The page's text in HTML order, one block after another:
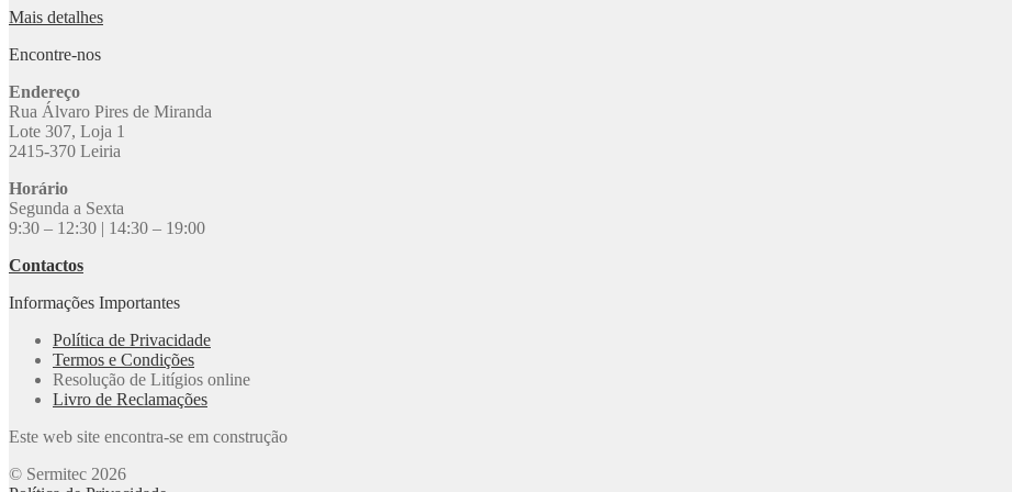
Mais detalhes
Encontre-nos
Endereço
Rua Álvaro Pires de Miranda
Lote 307, Loja 1
2415-370 Leiria
Horário
Segunda a Sexta
9:30 – 12:30 | 14:30 – 19:00
Contactos
Informações Importantes
Política de Privacidade
Termos e Condições
Resolução de Litígios online
Livro de Reclamações
Este web site encontra-se em construção
© Sermitec 2026